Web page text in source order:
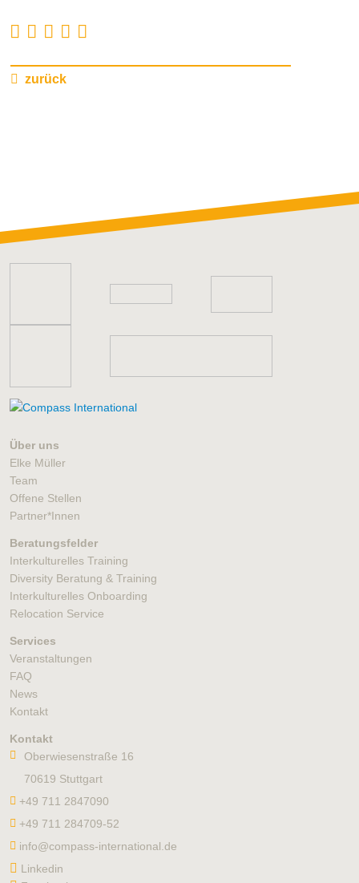
zurück
Über uns
Elke Müller
Team
Offene Stellen
Partner*Innen
Beratungsfelder
Interkulturelles Training
Diversity Beratung & Training
Interkulturelles Onboarding
Relocation Service
Services
Veranstaltungen
FAQ
News
Kontakt
Kontakt
Oberwiesenstraße 16
70619 Stuttgart
+49 711 2847090
+49 711 284709-52
info@compass-international.de
Linkedin